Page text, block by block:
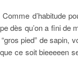
d’habitude
dès qu’on a fini de
pied” de sapin,
ce soit bieeeeen